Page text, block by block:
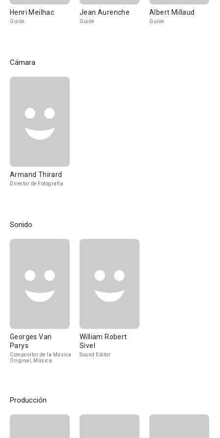
Henri Meilhac
Guión
Jean Aurenche
Guión
Albert Millaud
Guión
Cámara
Armand Thirard
Director de Fotografía
Sonido
Georges Van
Parys
Compositor de la Música
Original, Música
William Robert
Sivel
Sound Editor
Producción